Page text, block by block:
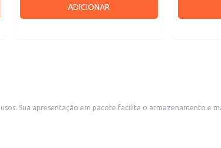
ADICIONAR
mercearias